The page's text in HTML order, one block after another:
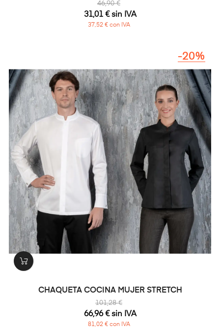
46,90 €
31,01 € sin IVA
37,52 € con IVA
CHAQUETA COCINA MUJER STRETCH
101,28 €
-20%
66,96 € sin IVA
81,02 € con IVA